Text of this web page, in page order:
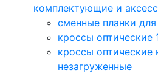
комплектующие и
сменные планки
кроссы оптические
кроссы оптические
незагруженные